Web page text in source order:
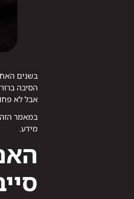
בשנים
הסיבה
אבל לא
במאמר
מידע.